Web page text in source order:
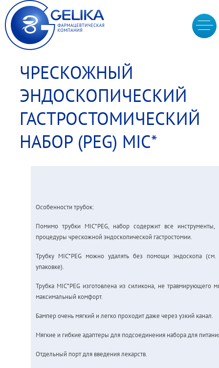
ЧРЕСКОЖНЫЙ
ЭНДОСКОПИЧЕСКИЙ
ГАСТРОСТОМИЧЕСКИЙ
НАБОР (PEG) MIC*
Особенности трубок:
Помимо трубки MIC*PEG, набор содержит все
процедуры чрескожной эндоскопической гастростомии.
Трубку MIC*PEG можно удалять без помощи эндоскопа
упаковке).
Трубка MIC*PEG изготовлена из силикона, не травмирующего
максимальный комфорт.
Бампер очень мягкий и легко проходит даже через узкий канал.
Мягкие и гибкие адаптеры для подсоединения набора для
Отдельный порт для введения лекарств.